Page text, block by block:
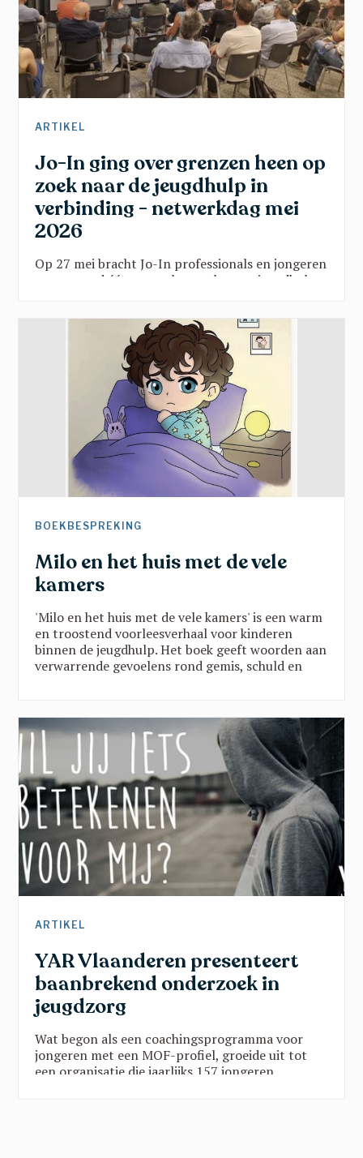
ARTIKEL
Jo-In ging over grenzen heen op
zoek naar de jeugdhulp in
verbinding - netwerkdag mei
2026
Op 27 mei bracht Jo-In professionals en jongeren
samen rond één vraag: hoe maken we jeugdhulp
doorbreek verkokering, geef jongeren een stem
en zet hun talenten centraal. Een inspirerende
namiddag vol scherpe inzichten en hoopvolle
perspectieven.
BOEKBESPREKING
Milo en het huis met de vele
kamers
'Milo en het huis met de vele kamers' is een warm
en troostend voorleesverhaal voor kinderen
binnen de jeugdhulp. Het boek geeft woorden aan
verwarrende gevoelens rond gemis, schuld en
Een verhaal dat kinderen helpt groeien in rust,
veiligheid en vertrouwen en dat toont dat ze er
nooit alleen voor staan.
ARTIKEL
YAR Vlaanderen presenteert
baanbrekend onderzoek in
jeugdzorg
Wat begon als een coachingsprogramma voor
jongeren met een MOF-profiel, groeide uit tot
een organisatie die jaarlijks 157 jongeren